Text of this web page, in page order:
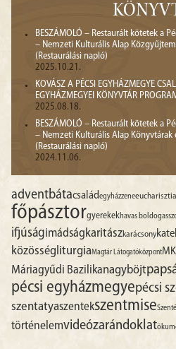
BESZÁMOLÓ – Restaurált kötetek a
– Nemzeti Kulturális Alap
(Restaurálási napló)
2025.10.21.
KOVÁSZ A PÉCSI EGYHÁZMEGYE
EGYHÁZMEGYEI KÖNYVTÁR
2025.08.18.
BESZÁMOLÓ – Restaurált kötetek a
– Nemzeti Kulturális Alap Könyvtárak
(Restaurálási napló)
2024.11.06.
adventbátacsaládegyházzeneeucharisztia
főpásztorgyerekekhavas
ifjúságimádságkaritászkarácsony
közösség liturgiaMagtár Látogatóközpont
Máriagyűdi Bazilikanagyböjt
pécsi egyházmegyepécsi
szentatyaszentekszentmise
történelemvideózarándoklat